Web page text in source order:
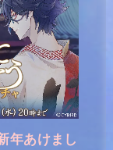
年あけまし